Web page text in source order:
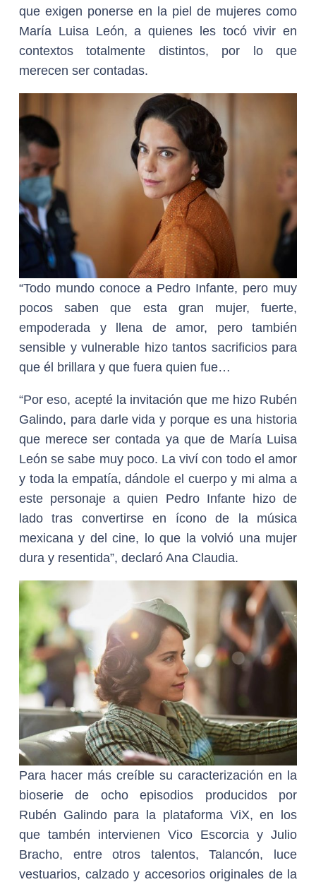
que exigen ponerse en la piel de mujeres como
María Luisa León, a quienes les tocó vivir en
contextos totalmente distintos, por lo que
merecen ser contadas.
“Todo mundo conoce a Pedro Infante, pero muy
pocos saben que esta gran mujer, fuerte,
empoderada y llena de amor, pero también
sensible y vulnerable hizo tantos sacrificios para
que él brillara y que fuera quien fue…
“Por eso, acepté la invitación que me hizo Rubén
Galindo, para darle vida y porque es una historia
que merece ser contada ya que de María Luisa
León se sabe muy poco. La viví con todo el amor
y toda la empatía, dándole el cuerpo y mi alma a
este personaje a quien Pedro Infante hizo de
lado tras convertirse en ícono de la música
mexicana y del cine, lo que la volvió una mujer
dura y resentida”, declaró Ana Claudia.
Para hacer más creíble su caracterización en la
bioserie de ocho episodios producidos por
Rubén Galindo para la plataforma ViX, en los
que tambén intervienen Vico Escorcia y Julio
Bracho, entre otros talentos, Talancón, luce
vestuarios, calzado y accesorios originales de la